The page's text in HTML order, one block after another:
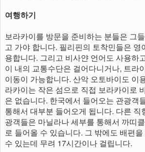
여행하기
보라카이를 방문을 준비하는 분들은 그
고 가야 합니다. 필리핀의 토착민들은 영
용합니다. 그리고 비사얀 언어도 사용하
이 내의 교통수단은 걸어다니거나, 트라
이동이 가능합니다. 산악 오토바이도 이
라카이는 작은 섬으로 직접 보라카이로
은 없습니다. 한국에서 들어오는 관광객
통해서 대부분 들어오게 됩니다. 다른 직
광객들은 마닐라나 세부를 통해서 까띠
로 들어올 수 있습니다. 그 밖에도 배편
수 있는데 무려 17시간이나 걸립니다.